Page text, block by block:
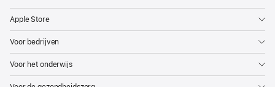
Apple Store
Voor bedrijven
Voor het onderwijs